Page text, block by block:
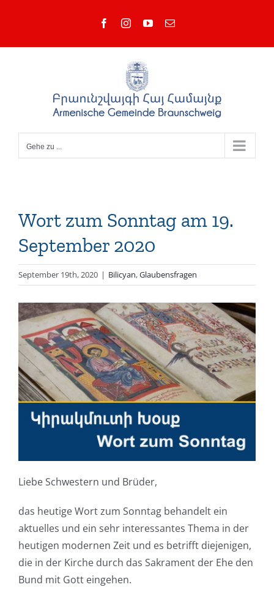
FacebookInstagramYouTube
E-
Gehe zu ...
Wort zum Sonntag am 19.
September 2020
September 19th, 2020 | Bilicyan,Glaubensfragen
Liebe Schwestern und Brüder,
das heutige Wort zum Sonntag behandelt ein
aktuelles und ein sehr interessantes Thema in der
heutigen modernen Zeit und es betrifft diejenigen,
die in der Kirche durch das Sakrament der Ehe den
Bund mit Gott eingehen.